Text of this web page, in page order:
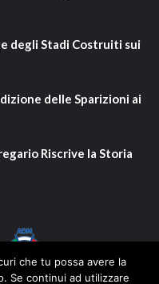
degli Stadi Costruiti sui
delle Sparizioni ai
Riscrive la Storia
che tu possa avere la
Se continui ad utilizzare